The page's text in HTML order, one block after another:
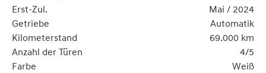
Erst-Zul.
Mai / 2024
Getriebe
Automatik
Kilometerstand
69.000 km
Anzahl der Türen
4/5
Farbe
Weiß